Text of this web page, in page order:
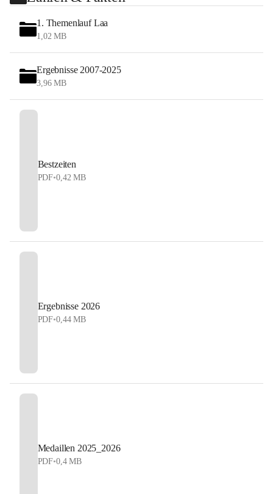
1. Themenlauf Laa
1,02 MB
Ergebnisse 2007-2025
3,96 MB
Bestzeiten
PDF•0,42 MB
Ergebnisse 2026
PDF•0,44 MB
Medaillen 2025_2026
PDF•0,4 MB